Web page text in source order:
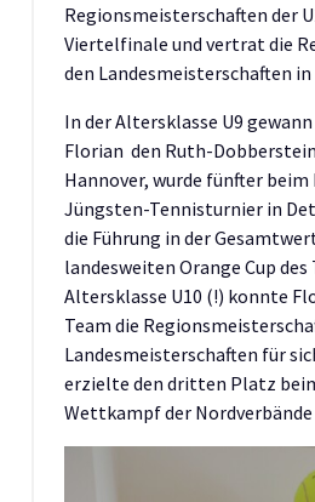
Regionsmeisterschaften der
Viertelfinale und vertrat die
den Landesmeisterschaften
In der Altersklasse U9
Florian den Ruth-
Hannover, wurde fünfter beim
Jüngsten-Tennisturnier in
die Führung in der
landesweiten Orange Cup des
Altersklasse U10 (!) konnte
Team die
Landesmeisterschaften für
erzielte den dritten Platz
Wettkampf der Nordverbände